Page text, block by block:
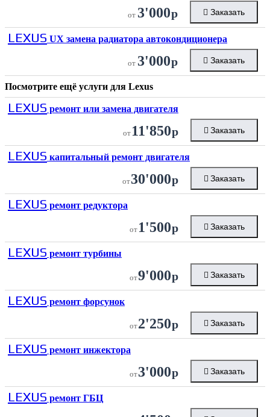
от 3'000р Заказать
LEXUS UX замена радиатора автокондиционера
от 3'000р Заказать
Посмотрите ещё услуги для Lexus
LEXUS ремонт или замена двигателя
от 11'850р Заказать
LEXUS капитальный ремонт двигателя
от30'000р Заказать
LEXUS ремонт редуктора
от 1'500р Заказать
LEXUS ремонт турбины
от9'000р Заказать
LEXUS ремонт форсунок
от2'250р Заказать
LEXUS ремонт инжектора
от3'000р Заказать
LEXUS ремонт ГБЦ